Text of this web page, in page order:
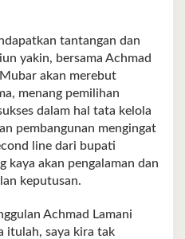
tantangan dan
yakin, bersama Achmad
akan merebut
menang pemilihan
dalam hal tata kelola
pembangunan mengingat
line dari bupati
kaya akan pengalaman dan
keputusan.
Achmad Lamani
itulah, saya kira tak